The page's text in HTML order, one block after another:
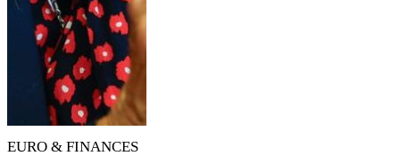
EURO & FINANCES